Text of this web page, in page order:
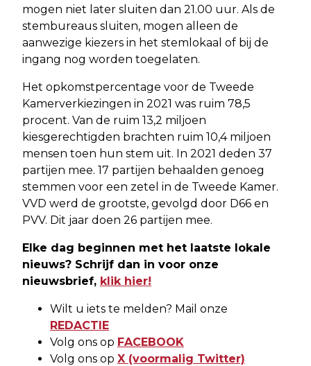
mogen niet later sluiten dan 21.00 uur. Als de
stembureaus sluiten, mogen alleen de
aanwezige kiezers in het stemlokaal of bij de
ingang nog worden toegelaten.
Het opkomstpercentage voor de Tweede
Kamerverkiezingen in 2021 was ruim 78,5
procent. Van de ruim 13,2 miljoen
kiesgerechtigden brachten ruim 10,4 miljoen
mensen toen hun stem uit. In 2021 deden 37
partijen mee. 17 partijen behaalden genoeg
stemmen voor een zetel in de Tweede Kamer.
VVD werd de grootste, gevolgd door D66 en
PVV. Dit jaar doen 26 partijen mee.
Elke dag beginnen met het laatste lokale
nieuws? Schrijf dan in voor onze
nieuwsbrief, klik hier!
Wilt u iets te melden? Mail onze
REDACTIE
Volg ons op FACEBOOK
Volg ons op X (voormalig Twitter)